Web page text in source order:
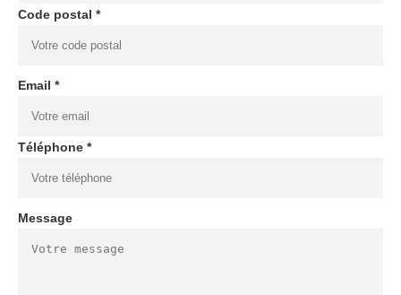
Code postal *
Email *
Téléphone *
Message